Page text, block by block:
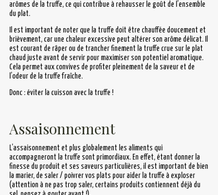
arômes de la truffe, ce qui contribue à rehausser le goût de l’ensemble
du plat.
Il est important de noter que la truffe doit être chauffée doucement et
brièvement, car une chaleur excessive peut altérer son arôme délicat. Il
est courant de râper ou de trancher finement la truffe crue sur le plat
chaud juste avant de servir pour maximiser son potentiel aromatique.
Cela permet aux convives de profiter pleinement de la saveur et de
l’odeur de la truffe fraîche.
Donc : éviter la cuisson avec la truffe !
Assaisonnement
L’assaisonnement et plus globalement les aliments qui
accompagneront la truffe sont primordiaux. En effet, étant donner la
finesse du produit et ses saveurs particulières, il est important de bien
la marier, de saler / poivrer vos plats pour aider la truffe à exploser
(attention à ne pas trop saler, certains produits contiennent déjà du